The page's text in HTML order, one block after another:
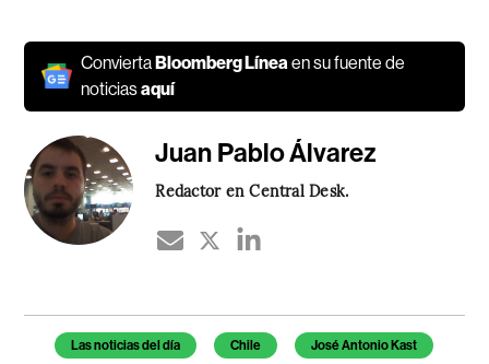
ConviertaBloomberg Línea en su fuente de
noticiasaquí
Juan Pablo Álvarez
Redactor en Central Desk.
Temas de este artículo
Las noticias del día Chile José Antonio Kast